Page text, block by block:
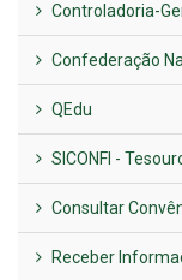
Controladoria-
Confederação
QEdu
SICONFI -
Consultar
Receber